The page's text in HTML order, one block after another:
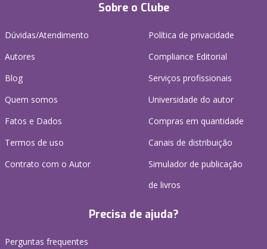
Sobre o Clube
Dúvidas/Atendimento
Autores
Blog
Quem somos
Fatos e Dados
Termos de uso
Contrato com o Autor
Política de privacidade
Compliance Editorial
Serviços profissionais
Universidade do autor
Compras em quantidade
Canais de distribuição
Simulador de publicação
de livros
Precisa de ajuda?
Perguntas frequentes